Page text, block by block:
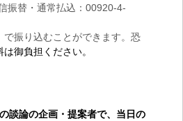
振替・通常払込：00920-4-
振り込むことができます。恐
御負担ください。
談論の企画・提案者で、当日の